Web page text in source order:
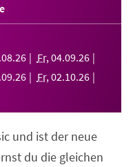
08.26 Fr, 04.09.26
09.26 Fr, 02.10.26
und ist der neue
du die gleichen